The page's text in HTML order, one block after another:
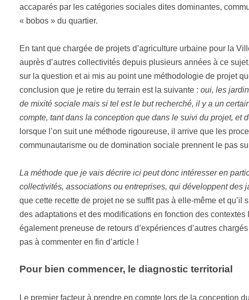
accaparés par les catégories sociales dites dominantes,
« bobos » du quartier.
En tant que chargée de projets d’agriculture urbaine pour la
auprès d’autres collectivités depuis plusieurs années à ce
sur la question et ai mis au point une méthodologie de projet
conclusion que je retire du terrain est la suivante : oui, les
de mixité sociale mais si tel est le but recherché, il y a un
compte, tant dans la conception que dans le suivi du projet, et
lorsque l’on suit une méthode rigoureuse, il arrive que les
communautarisme ou de domination sociale prennent le pas
La méthode que je vais décrire ici peut donc intéresser en
collectivités, associations ou entreprises, qui développent des
que cette recette de projet ne se suffit pas à elle-même et qu’il
des adaptations et des modifications en fonction des contextes
également preneuse de retours d’expériences d’autres
pas à commenter en fin d’article !
Pour bien commencer, le diagnostic territorial
Le premier facteur à prendre en compte lors de la conception